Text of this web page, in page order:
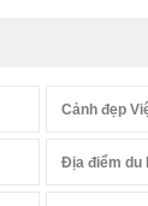
Cảnh đẹp
Địa điểm du